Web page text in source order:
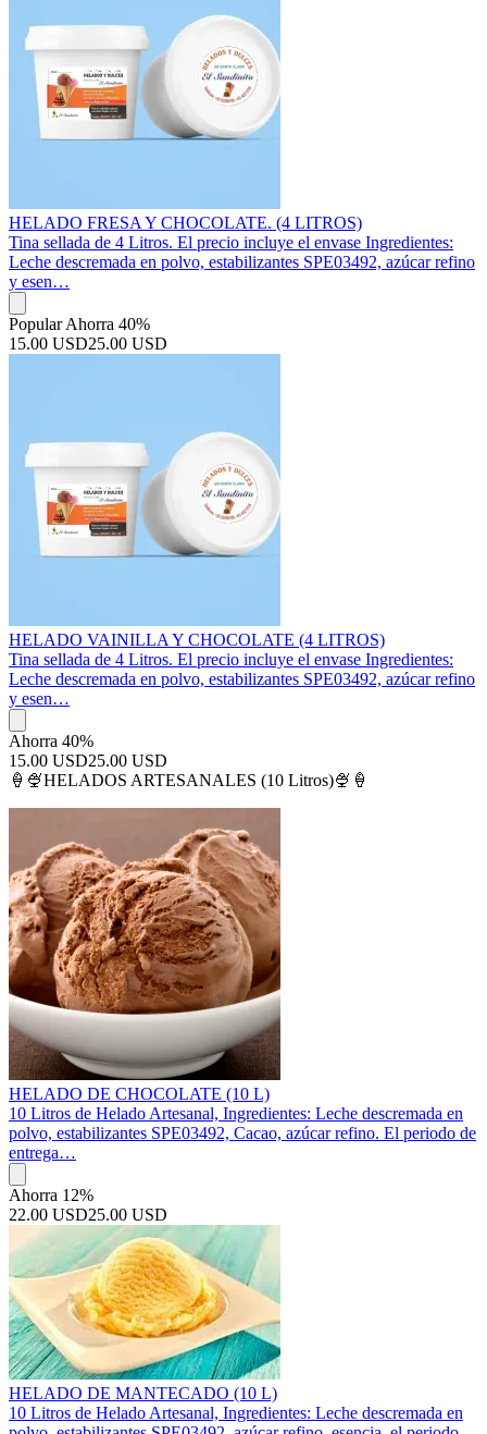
HELADO FRESA Y CHOCOLATE. (4 LITROS)
Tina sellada de 4 Litros. El precio incluye el envase Ingredientes:
Leche descremada en polvo, estabilizantes SPE03492, azúcar refino
y esen…
PopularAhorra 40%
15.00 USD25.00 USD
HELADO VAINILLA Y CHOCOLATE (4 LITROS)
Tina sellada de 4 Litros. El precio incluye el envase Ingredientes:
Leche descremada en polvo, estabilizantes SPE03492, azúcar refino
y esen…
Ahorra 40%
15.00 USD25.00 USD
🍦🍨HELADOS ARTESANALES (10 Litros)🍨🍦
HELADO DE CHOCOLATE (10 L)
10 Litros de Helado Artesanal, Ingredientes: Leche descremada en
polvo, estabilizantes SPE03492, Cacao, azúcar refino. El periodo de
entrega…
Ahorra 12%
22.00 USD25.00 USD
HELADO DE MANTECADO (10 L)
10 Litros de Helado Artesanal, Ingredientes: Leche descremada en